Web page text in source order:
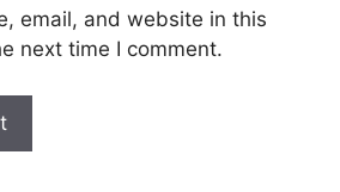
email, and website in this
next time I comment.